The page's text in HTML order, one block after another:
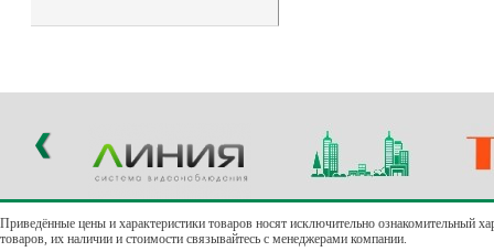
Приведённые цены и характеристики товаров носят исключительно ознакомительный
товаров, их наличии и стоимости связывайтесь с менеджерами компании.